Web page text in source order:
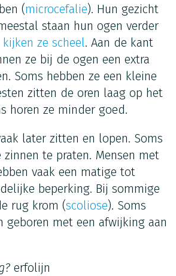
(microcefalie). Hun gezicht
staan hun ogen verder
kijken ze scheel. Aan de kant
ze bij de ogen een extra
Soms hebben ze een kleine
zitten de oren laag op het
horen ze minder goed.
later zitten en lopen. Soms
te praten. Mensen met
vaak een matige tot
beperking. Bij sommige
rug krom (scoliose). Soms
geboren met een afwijking aan
erfolijn